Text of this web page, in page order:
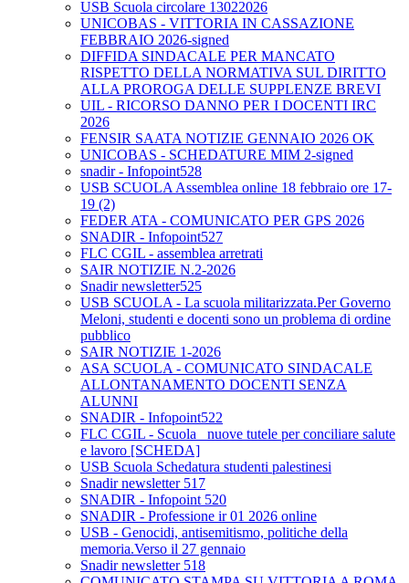
USB Scuola circolare 13022026
UNICOBAS - VITTORIA IN CASSAZIONE
FEBBRAIO 2026-signed
DIFFIDA SINDACALE PER MANCATO
RISPETTO DELLA NORMATIVA SUL DIRITTO
ALLA PROROGA DELLE SUPPLENZE BREVI
UIL - RICORSO DANNO PER I DOCENTI IRC
2026
FENSIR SAATA NOTIZIE GENNAIO 2026 OK
UNICOBAS - SCHEDATURE MIM 2-signed
snadir - Infopoint528
USB SCUOLA Assemblea online 18 febbraio ore 17-
19 (2)
FEDER ATA - COMUNICATO PER GPS 2026
SNADIR - Infopoint527
FLC CGIL - assemblea arretrati
SAIR NOTIZIE N.2-2026
Snadir newsletter525
USB SCUOLA - La scuola militarizzata.Per Governo
Meloni, studenti e docenti sono un problema di ordine
pubblico
SAIR NOTIZIE 1-2026
ASA SCUOLA - COMUNICATO SINDACALE
ALLONTANAMENTO DOCENTI SENZA
ALUNNI
SNADIR - Infopoint522
FLC CGIL - Scuola_ nuove tutele per conciliare salute
e lavoro [SCHEDA]
USB Scuola Schedatura studenti palestinesi
Snadir newsletter 517
SNADIR - Infopoint 520
SNADIR - Professione ir 01 2026 online
USB - Genocidi, antisemitismo, politiche della
memoria.Verso il 27 gennaio
Snadir newsletter 518